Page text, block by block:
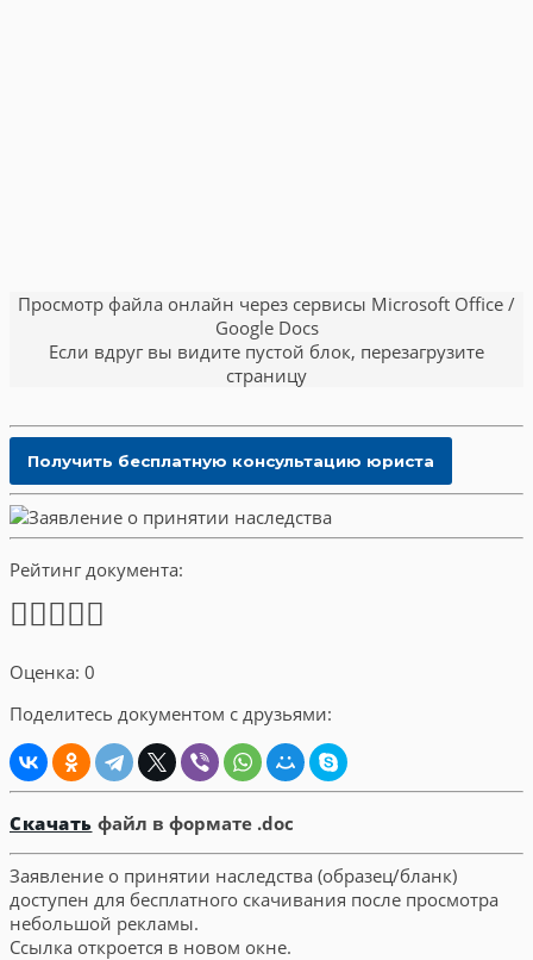
Просмотр файла онлайн через сервисы Microsoft Office /
Google Docs
Если вдруг вы видите пустой блок, перезагрузите
страницу
Рейтинг документа:
Оценка: 0
Поделитесь документом с друзьями:
Скачать файл в формате .doc
Заявление о принятии наследства (образец/бланк)
доступен для бесплатного скачивания после просмотра
небольшой рекламы.
Ссылка откроется в новом окне.